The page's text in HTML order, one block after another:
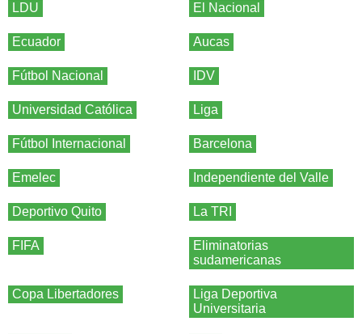
LDU El Nacional
Ecuador Aucas
Fútbol Nacional IDV
Universidad Católica Liga
Fútbol Internacional Barcelona
Emelec Independiente del Valle
Deportivo Quito La TRI
FIFA
Eliminatorias
sudamericanas
Copa Libertadores
Liga Deportiva
Universitaria